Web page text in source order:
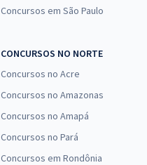
Concursos em São Paulo
CONCURSOS NO NORTE
Concursos no Acre
Concursos no Amazonas
Concursos no Amapá
Concursos no Pará
Concursos em Rondônia